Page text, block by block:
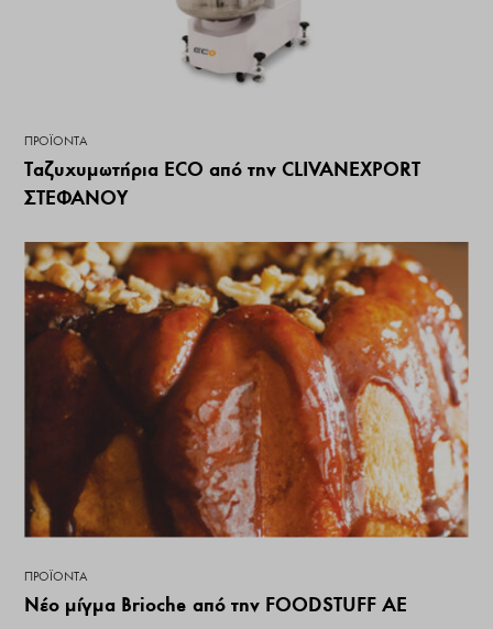
ΠΡΟΪΌΝΤΑ
Ταζυχυμωτήρια ECO από την CLIVANEXPORT
ΣΤΕΦΑΝΟΥ
ΠΡΟΪΌΝΤΑ
Νέο μίγμα Brioche από την FOODSTUFF ΑΕ